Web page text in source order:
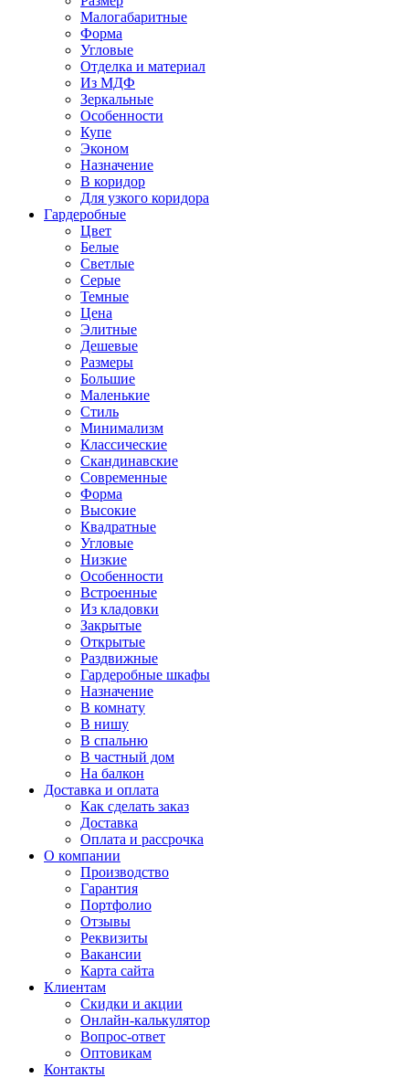
Малогабаритные
Форма
Угловые
Отделка и материал
Из МДФ
Зеркальные
Особенности
Купе
Эконом
Назначение
В коридор
Для узкого коридора
Гардеробные
Цвет
Белые
Светлые
Серые
Темные
Цена
Элитные
Дешевые
Размеры
Большие
Маленькие
Стиль
Минимализм
Классические
Скандинавские
Современные
Форма
Высокие
Квадратные
Угловые
Низкие
Особенности
Встроенные
Из кладовки
Закрытые
Открытые
Раздвижные
Гардеробные шкафы
Назначение
В комнату
В нишу
В спальню
В частный дом
На балкон
Доставка и оплата
Как сделать заказ
Доставка
Оплата и рассрочка
О компании
Производство
Гарантия
Портфолио
Отзывы
Реквизиты
Вакансии
Карта сайта
Клиентам
Скидки и акции
Онлайн-калькулятор
Вопрос-ответ
Оптовикам
Контакты